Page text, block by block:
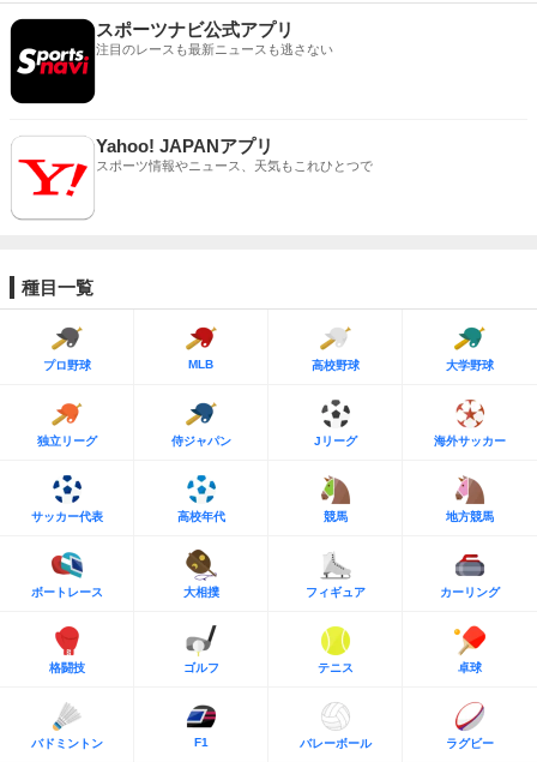
スポーツナビ公式アプリ
注目のレースも最新ニュースも逃さない
Yahoo! JAPANアプリ
スポーツ情報やニュース、天気もこれひとつで
種目一覧
プロ野球 MLB 高校野球 大学野球
独立リーグ 侍ジャパン Jリーグ 海外サッカー
サッカー代表 高校年代 競馬 地方競馬
ボートレース 大相撲 フィギュア カーリング
格闘技 ゴルフ テニス 卓球
バドミントン F1 バレーボール ラグビー